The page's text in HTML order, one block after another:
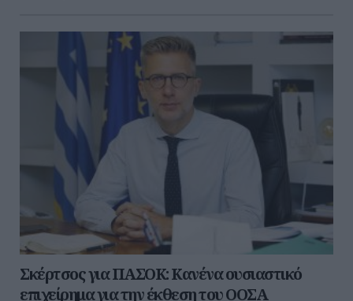
Σκέρτσος για ΠΑΣΟΚ: Κανένα ουσιαστικό
επιχείρημα για την έκθεση του ΟΟΣΑ